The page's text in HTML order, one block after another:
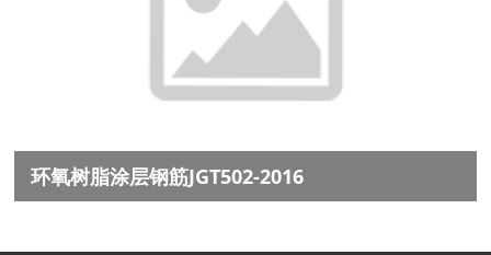
环氧树脂涂层钢筋JGT502-2016